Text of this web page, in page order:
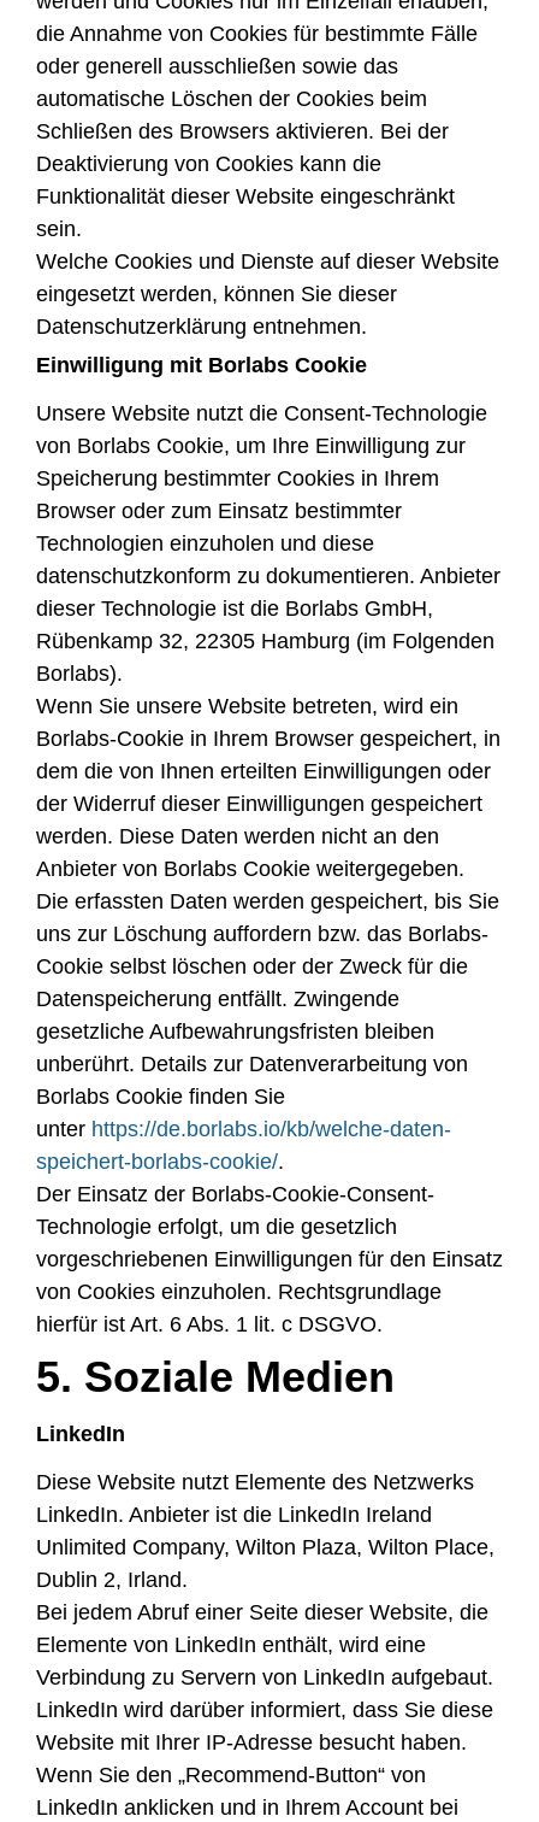
die Annahme von Cookies für bestimmte Fälle
oder generell ausschließen sowie das
automatische Löschen der Cookies beim
Schließen des Browsers aktivieren. Bei der
Deaktivierung von Cookies kann die
Funktionalität dieser Website eingeschränkt
sein.
Welche Cookies und Dienste auf dieser Website
eingesetzt werden, können Sie dieser
Datenschutzerklärung entnehmen.
Einwilligung mit Borlabs Cookie
Unsere Website nutzt die Consent-Technologie
von Borlabs Cookie, um Ihre Einwilligung zur
Speicherung bestimmter Cookies in Ihrem
Browser oder zum Einsatz bestimmter
Technologien einzuholen und diese
datenschutzkonform zu dokumentieren. Anbieter
dieser Technologie ist die Borlabs GmbH,
Rübenkamp 32, 22305 Hamburg (im Folgenden
Borlabs).
Wenn Sie unsere Website betreten, wird ein
Borlabs-Cookie in Ihrem Browser gespeichert, in
dem die von Ihnen erteilten Einwilligungen oder
der Widerruf dieser Einwilligungen gespeichert
werden. Diese Daten werden nicht an den
Anbieter von Borlabs Cookie weitergegeben.
Die erfassten Daten werden gespeichert, bis Sie
uns zur Löschung auffordern bzw. das Borlabs-
Cookie selbst löschen oder der Zweck für die
Datenspeicherung entfällt. Zwingende
gesetzliche Aufbewahrungsfristen bleiben
unberührt. Details zur Datenverarbeitung von
Borlabs Cookie finden Sie
unter https://de.borlabs.io/kb/welche-daten-
speichert-borlabs-cookie/.
Der Einsatz der Borlabs-Cookie-Consent-
Technologie erfolgt, um die gesetzlich
vorgeschriebenen Einwilligungen für den Einsatz
von Cookies einzuholen. Rechtsgrundlage
hierfür ist Art. 6 Abs. 1 lit. c DSGVO.
5. Soziale Medien
LinkedIn
Diese Website nutzt Elemente des Netzwerks
LinkedIn. Anbieter ist die LinkedIn Ireland
Unlimited Company, Wilton Plaza, Wilton Place,
Dublin 2, Irland.
Bei jedem Abruf einer Seite dieser Website, die
Elemente von LinkedIn enthält, wird eine
Verbindung zu Servern von LinkedIn aufgebaut.
LinkedIn wird darüber informiert, dass Sie diese
Website mit Ihrer IP-Adresse besucht haben.
Wenn Sie den „Recommend-Button“ von
LinkedIn anklicken und in Ihrem Account bei